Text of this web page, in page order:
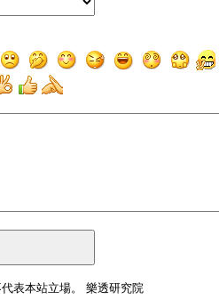
表本站立場。 樂透研究院